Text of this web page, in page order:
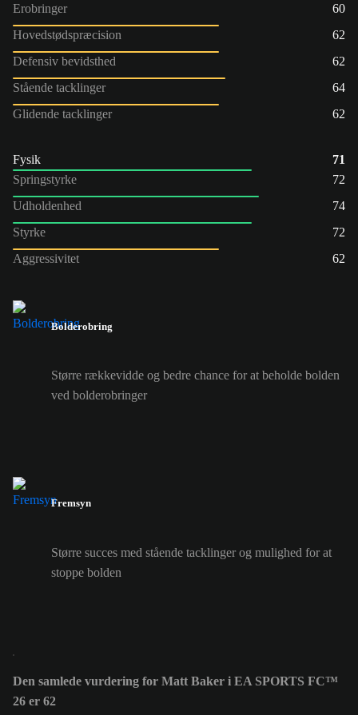
Erobringer
60
Hovedstødspræcision
62
Defensiv bevidsthed
62
Stående tacklinger
64
Glidende tacklinger
62
Fysik
71
Springstyrke
72
Udholdenhed
74
Styrke
72
Aggressivitet
62
Bolderobring
Større rækkevidde og bedre chance for at beholde bolden
ved bolderobringer
Fremsyn
Større succes med stående tacklinger og mulighed for at
stoppe bolden
Den samlede vurdering for Matt Baker i EA SPORTS FC™
26 er 62